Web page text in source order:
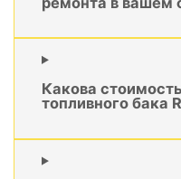
Какова
топливного бака